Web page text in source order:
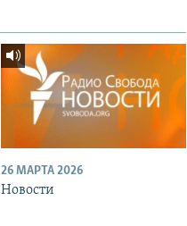
26 МАРТА 2026
Новости